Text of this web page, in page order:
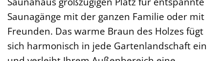
Saunagänge mit der ganzen Familie oder mit
Freunden. Das warme Braun des Holzes fügt
sich harmonisch in jede Gartenlandschaft ein